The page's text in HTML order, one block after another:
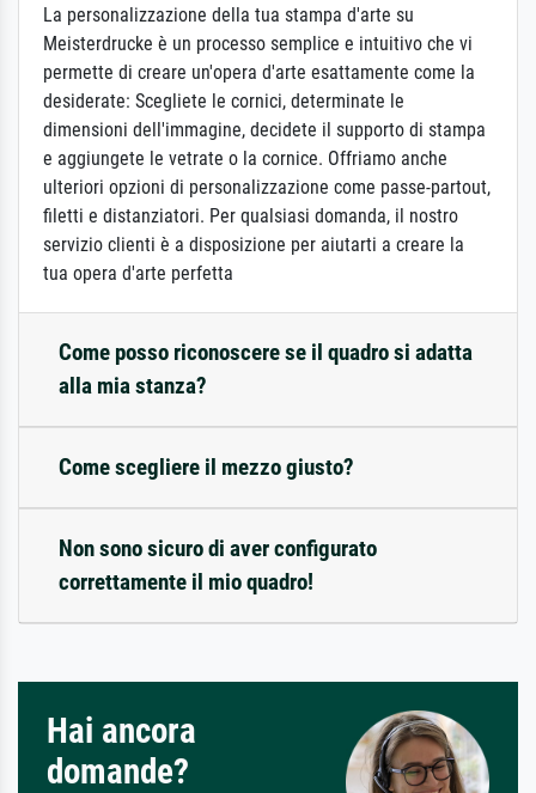
La personalizzazione della tua stampa d'arte su
Meisterdrucke è un processo semplice e intuitivo che vi
permette di creare un'opera d'arte esattamente come la
desiderate: Scegliete le cornici, determinate le
dimensioni dell'immagine, decidete il supporto di stampa
e aggiungete le vetrate o la cornice. Offriamo anche
ulteriori opzioni di personalizzazione come passe-partout,
filetti e distanziatori. Per qualsiasi domanda, il nostro
servizio clienti è a disposizione per aiutarti a creare la
tua opera d'arte perfetta
Come posso riconoscere se il quadro si adatta
alla mia stanza?
Come scegliere il mezzo giusto?
Non sono sicuro di aver configurato
correttamente il mio quadro!
Hai ancora
domande?